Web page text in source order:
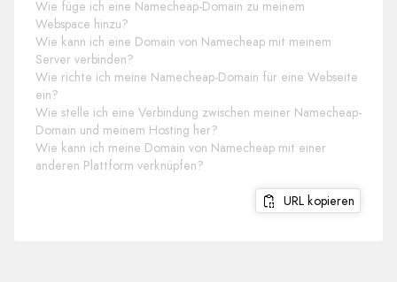
Wie füge ich eine Namecheap-Domain zu meinem
Webspace hinzu?
Wie kann ich eine Domain von Namecheap mit meinem
Server verbinden?
Wie richte ich meine Namecheap-Domain für eine Webseite
ein?
Wie stelle ich eine Verbindung zwischen meiner Namecheap-
Domain und meinem Hosting her?
Wie kann ich meine Domain von Namecheap mit einer
anderen Plattform verknüpfen?
URL kopieren